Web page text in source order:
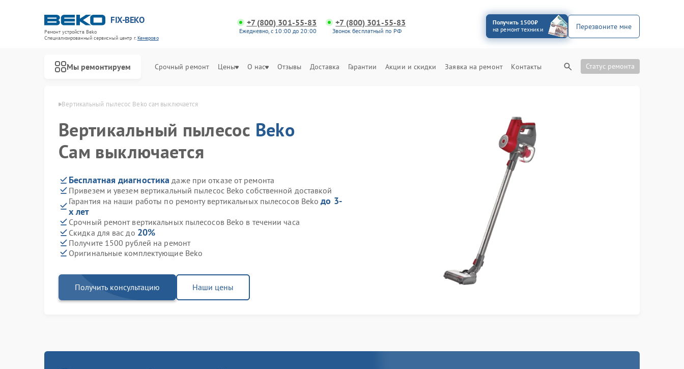
FIX-BEKO
Ремонт устройств Beko
Специализированный cервисный центр г.Кемерово
+7 (800) 301-55-83
Ежедневно, с 10:00 до 20:00
+7 (800) 301-55-83
Звонок бесплатный по РФ
Получить 1500₽
на ремонт техники
Перезвоните мне
Мы ремонтируем Срочный ремонт Цены О нас Отзывы Доставка Гарантии Акции и скидки Заявка на ремонт Контакты Статус ремонта
Beko в Кемерово Вертикальный пылесос Beko сам выключается
Вертикальный пылесос Beko
Сам выключается
Бесплатная диагностика даже при отказе от ремонта
Привезем и увезем вертикальный пылесос Beko собственной доставкой
Гарантия на наши работы по ремонту вертикальных пылесосов Bekoдо 3-
х лет
Срочный ремонт вертикальных пылесосов Beko в течении часа
Скидка для вас до 20%
Получите 1500 рублей на ремонт
Оригинальные комплектующие Beko
Получить консультацию Наши цены